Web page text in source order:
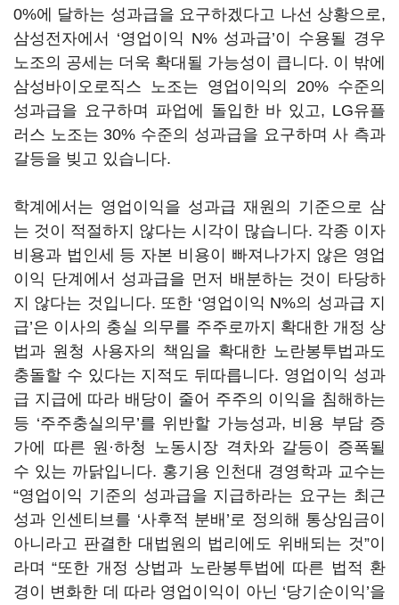
0%에 달하는 성과급을 요구하겠다고 나선 상황으로,
삼성전자에서 ‘영업이익 N% 성과급’이 수용될 경우
노조의 공세는 더욱 확대될 가능성이 큽니다. 이 밖에
삼성바이오로직스 노조는 영업이익의 20% 수준의
성과급을 요구하며 파업에 돌입한 바 있고, LG유플
러스 노조는 30% 수준의 성과급을 요구하며 사 측과
갈등을 빚고 있습니다.
학계에서는 영업이익을 성과급 재원의 기준으로 삼
는 것이 적절하지 않다는 시각이 많습니다. 각종 이자
비용과 법인세 등 자본 비용이 빠져나가지 않은 영업
이익 단계에서 성과급을 먼저 배분하는 것이 타당하
지 않다는 것입니다. 또한 ‘영업이익 N%의 성과급 지
급’은 이사의 충실 의무를 주주로까지 확대한 개정 상
법과 원청 사용자의 책임을 확대한 노란봉투법과도
충돌할 수 있다는 지적도 뒤따릅니다. 영업이익 성과
급 지급에 따라 배당이 줄어 주주의 이익을 침해하는
등 ‘주주충실의무’를 위반할 가능성과, 비용 부담 증
가에 따른 원·하청 노동시장 격차와 갈등이 증폭될
수 있는 까닭입니다. 홍기용 인천대 경영학과 교수는
“영업이익 기준의 성과급을 지급하라는 요구는 최근
성과 인센티브를 ‘사후적 분배 ’로 정의해 통상임금이
아니라고 판결한 대법원의 법리에도 위배되는 것”이
라며“또한 개정 상법과 노란봉투법에 따른 법적 환
경이 변화한 데 따라 영업이익이 아닌 ‘당기순이익’을